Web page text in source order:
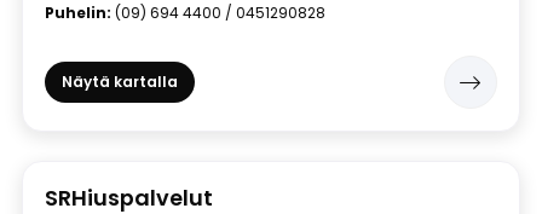
Puhelin: (09) 694 4400 / 0451290828
Näytä kartalla
SRHiuspalvelut